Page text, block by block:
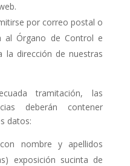
por correo postal o
al Órgano de Control e
la dirección de nuestras
tramitación, las
deberán contener
datos:
nombre y apellidos
exposición sucinta de